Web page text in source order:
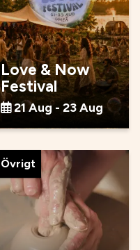
Love & Now
Festival
21 Aug - 23 Aug
Övrigt